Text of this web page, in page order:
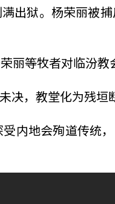
出狱。杨荣丽被
丽等牧者对临汾
，教堂化为残垣
内地会殉道传统